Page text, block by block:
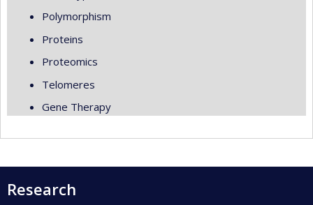
Polymorphism
Proteins
Proteomics
Telomeres
Gene Therapy
Research